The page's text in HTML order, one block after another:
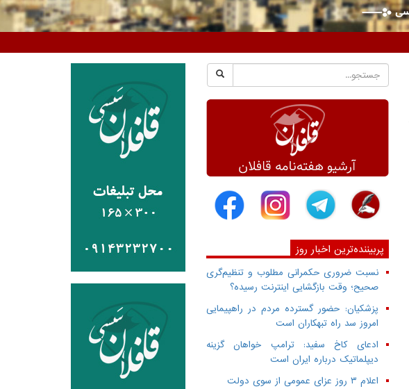
پربیننده‌ترین اخبار روز
نسبت ضروری حکمرانی مطلوب و تنظیم‌گری
صحیح؛ وقت بازگشایی اینترنت رسیده؟
پزشکیان: حضور گسترده مردم در راهپیمایی
امروز سد راه تبهکاران است
ادعای کاخ سفید: ترامپ خواهان گزینه
دیپلماتیک درباره ایران است
اعلام ۳ روز عزای عمومی از سوی دولت